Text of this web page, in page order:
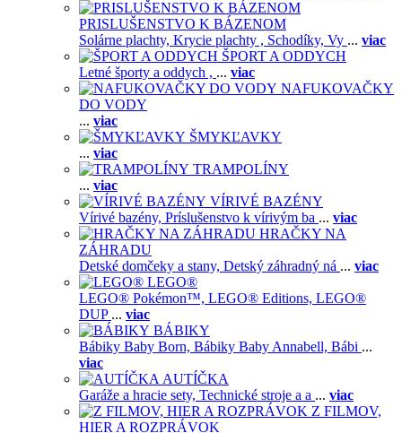
PRISLUŠENSTVO K BÁZENOM
Solárne plachty, Krycie plachty , Schodíky, Vy ... viac
ŠPORT A ODDYCH
Letné športy a oddych , ... viac
NAFUKOVAČKY
DO VODY
... viac
ŠMYKĽAVKY
... viac
TRAMPOLÍNY
... viac
VÍRIVÉ BAZÉNY
Vírivé bazény, Príslušenstvo k vírivým ba ... viac
HRAČKY NA
ZÁHRADU
Detské domčeky a stany, Detský záhradný ná ... viac
LEGO®
LEGO® Pokémon™, LEGO® Editions, LEGO®
DUP ... viac
BÁBIKY
Bábiky Baby Born, Bábiky Baby Annabell, Bábi ...
viac
AUTÍČKA
Garáže a hracie sety, Technické stroje a a ... viac
Z FILMOV,
HIER A ROZPRÁVOK